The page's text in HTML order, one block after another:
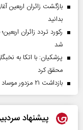
بدانید
شد
پزشکیان: با اتکا به
محقق کرد
بازداشت ۲۱ مزدور موساد و ۴ شرور مسلح در استان کرمان
پیشنهاد